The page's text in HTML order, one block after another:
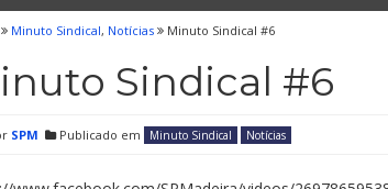
Minuto Sindical, Notícias Minuto Sindical #6
Sindical #6
SPM Publicado em Minuto Sindical Notícias